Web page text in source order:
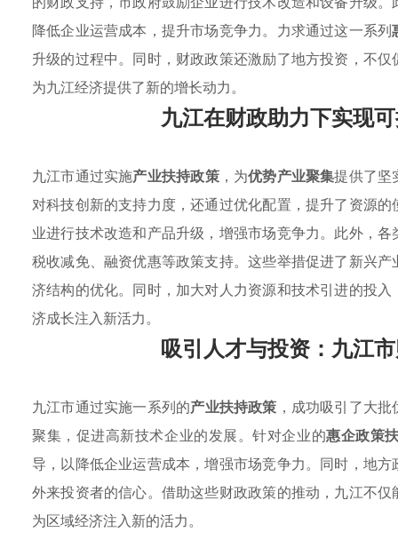
降低企业运营成本，提升市场竞争力。力求通过这一系列
升级的过程中。同时，财政政策还激励了地方投资，不
为九江经济提供了新的增长动力。
九江在财政助力下实现
九江市通过实施产业扶持政策，为优势产业聚集提供了坚
对科技创新的支持力度，还通过优化配置，提升了资源
业进行技术改造和产品升级，增强市场竞争力。此外，各
税收减免、融资优惠等政策支持。这些举措促进了新兴
济结构的优化。同时，加大对人力资源和技术引进的投
济成长注入新活力。
吸引人才与投资：九江
九江市通过实施一系列的产业扶持政策 ，成功吸引了大
聚集，促进高新技术企业的发展。针对企业的惠企政策
导，以降低企业运营成本，增强市场竞争力。同时，地
外来投资者的信心。借助这些财政政策的推动，九江不
为区域经济注入新的活力。